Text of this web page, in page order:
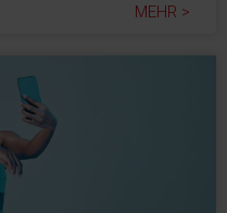
MEHR >